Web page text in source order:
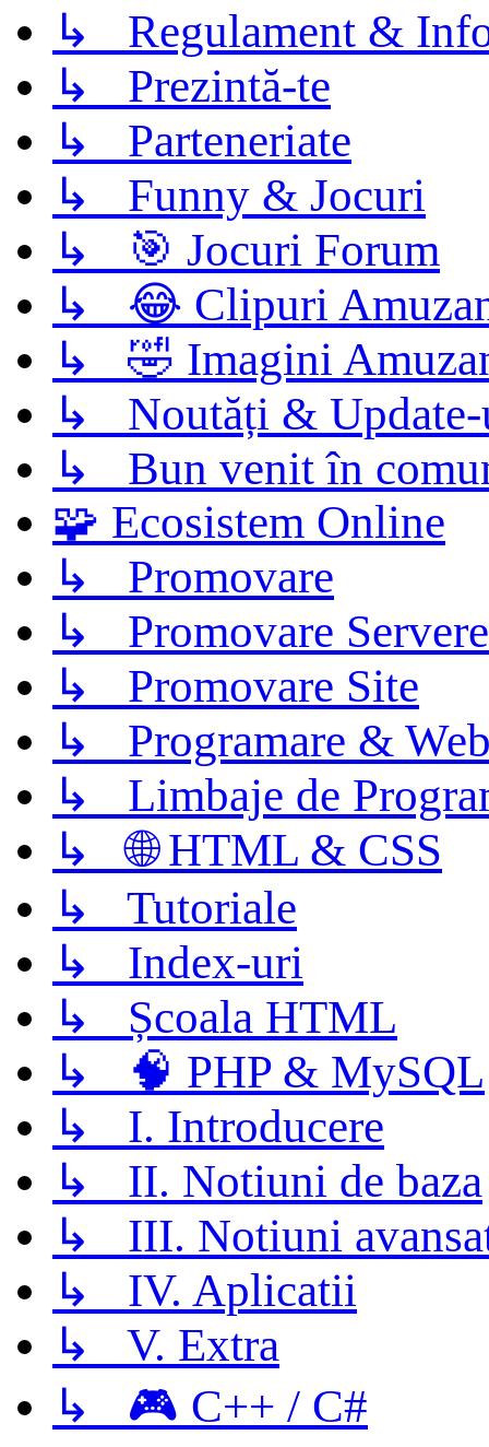
↳ Regulament &
↳ Prezintă-te
↳ Parteneriate
↳ Funny & Jocuri
↳ 🎯 Jocuri Forum
↳ 😂 Clipuri
↳ 🤣 Imagini
↳ Noutăți &
↳ Bun venit în
🧩 Ecosistem Online
↳ Promovare
↳ Promovare Servere
↳ Promovare Site
↳ Programare &
↳ Limbaje de
↳ 🌐 HTML & CSS
↳ Tutoriale
↳ Index-uri
↳ Școala HTML
↳ 🧠 PHP & MySQL
↳ I. Introducere
↳ II. Notiuni de baza
↳ III. Notiuni
↳ IV. Aplicatii
↳ V. Extra
↳ 🎮 C++ / C#